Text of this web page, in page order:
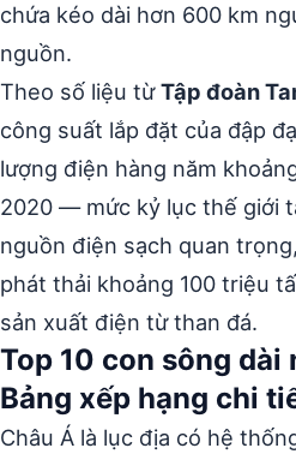
chứa kéo dài hơn 600 km
nguồn.
Theo số liệu từTập đoàn
công suất lắp đặt của đập
lượng điện hàng năm
2020 — mức kỷ lục thế giới
nguồn điện sạch quan
phát thải khoảng 100 triệu
sản xuất điện từ than đá.
Top 10 con sông
Bảng xếp hạng chi
Châu Á là lục địa có hệ